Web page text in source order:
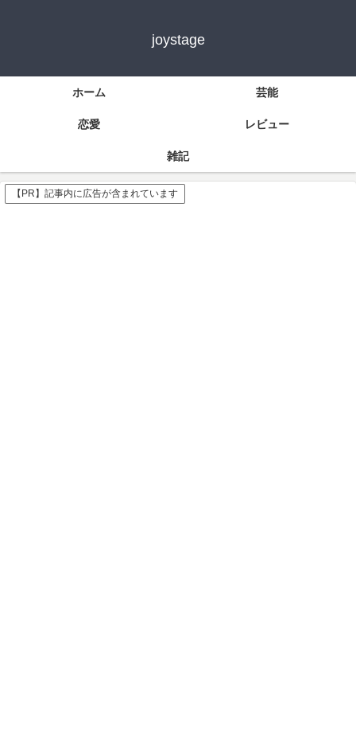
joystage
ホーム 芸能
恋愛 レビュー
雑記
【PR】記事内に広告が含まれています